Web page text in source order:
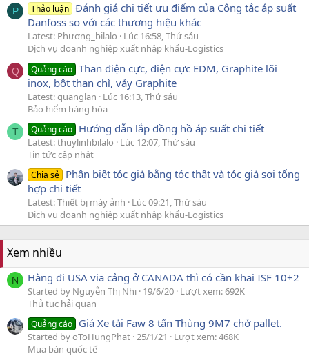
P Thảo luận Đánh giá chi tiết ưu điểm của Công tắc áp suất
Danfoss so với các thương hiệu khác
Latest: Phương_bilalo
Lúc 16:58, Thứ sáu
Dịch vụ doanh nghiệp xuất nhập khẩu-Logistics
Q Quảng cáo Than điện cực, điện cực EDM, Graphite lõi
inox, bột than chì, vảy Graphite
Latest: quanglan
Lúc 16:13, Thứ sáu
Bảo hiểm hàng hóa
T Quảng cáo Hướng dẫn lắp đồng hồ áp suất chi tiết
Latest: thuylinhbilalo
Lúc 12:07, Thứ sáu
Tin tức cập nhật
Chia sẻ Phân biệt tóc giả bằng tóc thật và tóc giả sợi tổng
hợp chi tiết
Latest: Thiết bị máy ảnh
Lúc 09:21, Thứ sáu
Dịch vụ doanh nghiệp xuất nhập khẩu-Logistics
Xem nhiều
N Hàng đi USA via cảng ở CANADA thì có cần khai ISF 10+2
Started by Nguyễn Thị Nhi 19/6/20 Lượt xem: 692K
Thủ tục hải quan
Quảng cáo Giá Xe tải Faw 8 tấn Thùng 9M7 chở pallet.
Started by oToHungPhat 25/1/21
Lượt xem: 468K
Mua bán quốc tế